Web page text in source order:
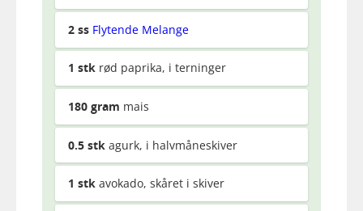
2 ss Flytende Melange
1 stk rød paprika, i terninger
180 gram mais
0.5 stk agurk, i halvmåneskiver
1 stk avokado, skåret i skiver